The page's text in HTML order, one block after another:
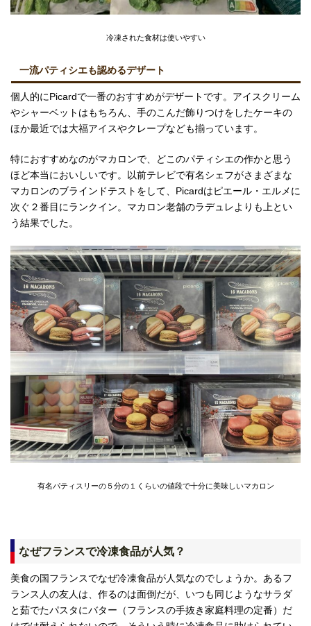
冷凍された食材は使いやすい
一流パティシエも認めるデザート
個人的にPicardで一番のおすすめがデザートです。アイスクリーム
やシャーベットはもちろん、手のこんだ飾りつけをしたケーキの
ほか最近では大福アイスやクレープなども揃っています。
特におすすめなのがマカロンで、どこのパティシエの作かと思う
ほど本当においしいです。以前テレビで有名シェフがさまざまな
マカロンのブラインドテストをして、Picardはピエール・エルメに
次ぐ２番目にランクイン。マカロン老舗のラデュレよりも上とい
う結果でした。
有名パティスリーの５分の１くらいの値段で十分に美味しいマカロン
なぜフランスで冷凍食品が人気？
美食の国フランスでなぜ冷凍食品が人気なのでしょうか。あるフ
ランス人の友人は、作るのは面倒だが、いつも同じようなサラダ
と茹でたパスタにバター（フランスの手抜き家庭料理の定番）だ